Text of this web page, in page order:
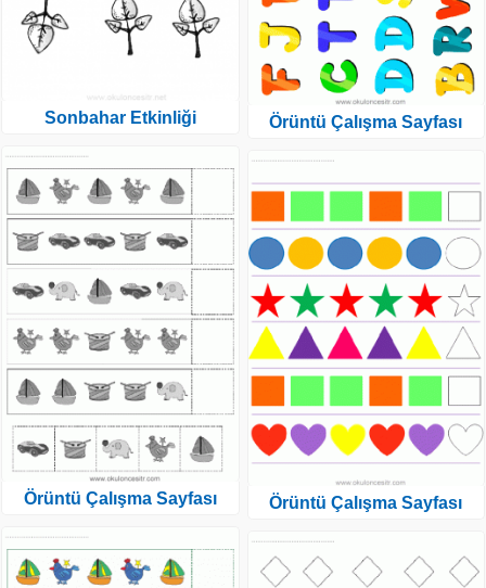
Sonbahar Etkinliği
Örüntü Çalışma Sayfası
Örüntü Çalışma Sayfası
Örüntü Çalışma Sayfası